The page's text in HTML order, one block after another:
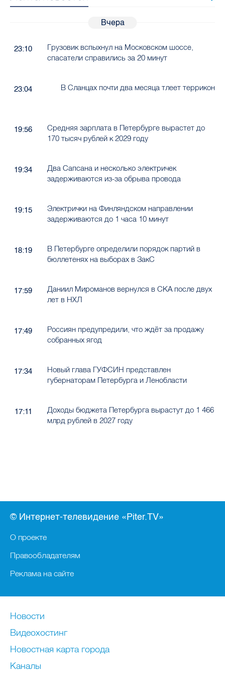
Вчера
23:10
Грузовик вспыхнул на Московском шоссе,
спасатели справились за 20 минут
23:04 В Сланцах почти два месяца тлеет террикон
19:56
Средняя зарплата в Петербурге вырастет до
170 тысяч рублей к 2029 году
19:34
Два Сапсана и несколько электричек
задерживаются из-за обрыва провода
19:15
Электрички на Финляндском направлении
задерживаются до 1 часа 10 минут
18:19
В Петербурге определили порядок партий в
бюллетенях на выборах в ЗакС
17:59
Даниил Мироманов вернулся в СКА после двух
лет в НХЛ
17:49
Россиян предупредили, что ждёт за продажу
собранных ягод
17:34
Новый глава ГУФСИН представлен
губернаторам Петербурга и Ленобласти
17:11
Доходы бюджета Петербурга вырастут до 1 466
млрд рублей в 2027 году
© Интернет-телевидение «Piter.TV»
О проекте
Правообладателям
Реклама на сайте
Новости
Видеохостинг
Новостная карта города
Каналы